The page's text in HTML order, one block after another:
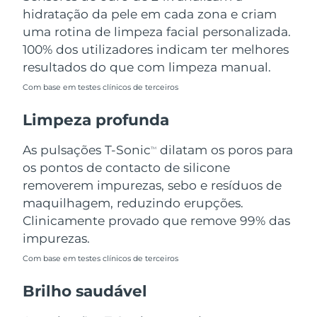
hidratação da pele em cada zona e criam
uma rotina de limpeza facial personalizada.
100% dos utilizadores indicam ter melhores
resultados do que com limpeza manual.
Com base em testes clínicos de terceiros
Limpeza profunda
As pulsações T-SonicTM
dilatam os poros para
os pontos de contacto de silicone
removerem impurezas, sebo e resíduos de
maquilhagem, reduzindo erupções.
Clinicamente provado que remove 99% das
impurezas.
Com base em testes clínicos de terceiros
Brilho saudável
Omã Entrega prevista11.08.26
Filipinas Entrega prevista
Entrega prevista
Portugal
Porto Rico
Catar
Reunião Entrega prevista
Romênia